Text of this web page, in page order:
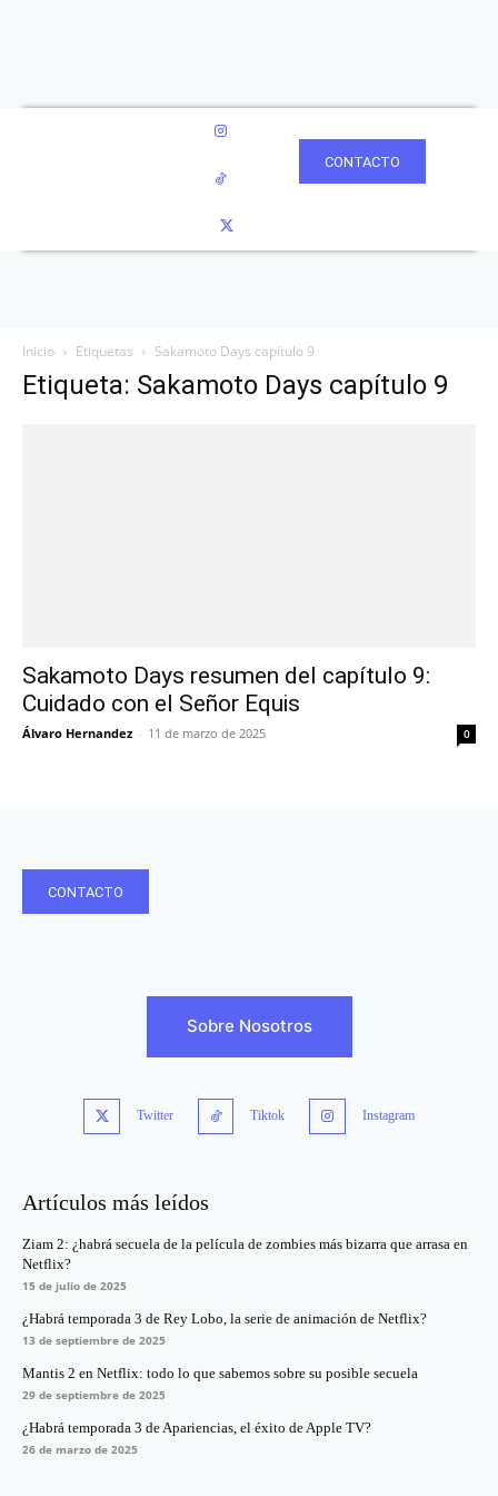
CONTACTO
Inicio Etiquetas Sakamoto Days capítulo 9
Etiqueta: Sakamoto Days capítulo 9
Sakamoto Days resumen del capítulo 9:
Cuidado con el Señor Equis
Álvaro Hernandez - 11 de marzo de 2025 0
CONTACTO
Sobre Nosotros
Twitter Tiktok Instagram
Artículos más leídos
Ziam 2: ¿habrá secuela de la película de zombies más bizarra que arrasa en
Netflix?
15 de julio de 2025
¿Habrá temporada 3 de Rey Lobo, la serie de animación de Netflix?
13 de septiembre de 2025
Mantis 2 en Netflix: todo lo que sabemos sobre su posible secuela
29 de septiembre de 2025
¿Habrá temporada 3 de Apariencias, el éxito de Apple TV?
26 de marzo de 2025